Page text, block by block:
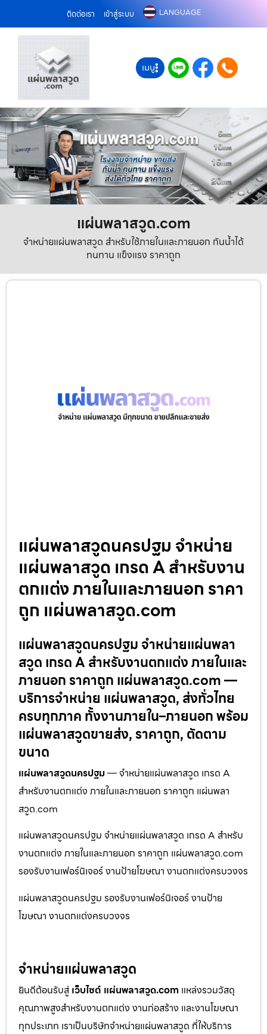
ติดต่อเรา เข้าสู่ระบบ LANGUAGE
เมนู
แผ่นพลาสวูด.com
จำหน่ายแผ่นพลาสวูด สำหรับใช้ภายในและภายนอก กันน้ำได้
ทนทาน แข็งแรง ราคาถูก
แผ่นพลาสวูดนครปฐม จำหน่าย
แผ่นพลาสวูด เกรด A สำหรับงาน
ตกแต่ง ภายในและภายนอก ราคา
ถูก แผ่นพลาสวูด.com
แผ่นพลาสวูดนครปฐม จำหน่ายแผ่นพลา
สวูด เกรด A สำหรับงานตกแต่ง ภายในและ
ภายนอก ราคาถูก แผ่นพลาสวูด.com —
บริการจำหน่าย แผ่นพลาสวูด, ส่งทั่วไทย
ครบทุกภาค ทั้งงานภายใน–ภายนอก พร้อม
แผ่นพลาสวูดขายส่ง, ราคาถูก, ตัดตาม
ขนาด
แผ่นพลาสวูดนครปฐม— จำหน่ายแผ่นพลาสวูด เกรด A
สำหรับงานตกแต่ง ภายในและภายนอก ราคาถูก แผ่นพลา
สวูด.com
แผ่นพลาสวูดนครปฐม จำหน่ายแผ่นพลาสวูด เกรด A สำหรับ
งานตกแต่ง ภายในและภายนอก ราคาถูก แผ่นพลาสวูด.com
รองรับงานเฟอร์นิเจอร์ งานป้ายโฆษณา งานตกแต่งครบวงจร
แผ่นพลาสวูดนครปฐม รองรับงานเฟอร์นิเจอร์ งานป้าย
โฆษณา งานตกแต่งครบวงจร
จำหน่ายแผ่นพลาสวูด
ยินดีต้อนรับสู่ เว็บไซต์ แผ่นพลาสวูด.com แหล่งรวมวัสดุ
คุณภาพสูงสำหรับงานตกแต่ง งานก่อสร้าง และงานโฆษณา
ทุกประเภท เราเป็นบริษัทจำหน่ายแผ่นพลาสวูด ที่ให้บริการ